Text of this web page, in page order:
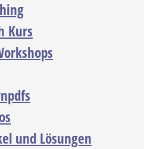
Kurs
und Lösungen